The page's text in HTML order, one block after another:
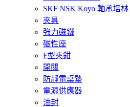
SKF NSK Koyo 軸承培林
夾具
強力磁鐵
磁性座
F型夾鉗
開關
防靜電桌墊
電源供應器
油封